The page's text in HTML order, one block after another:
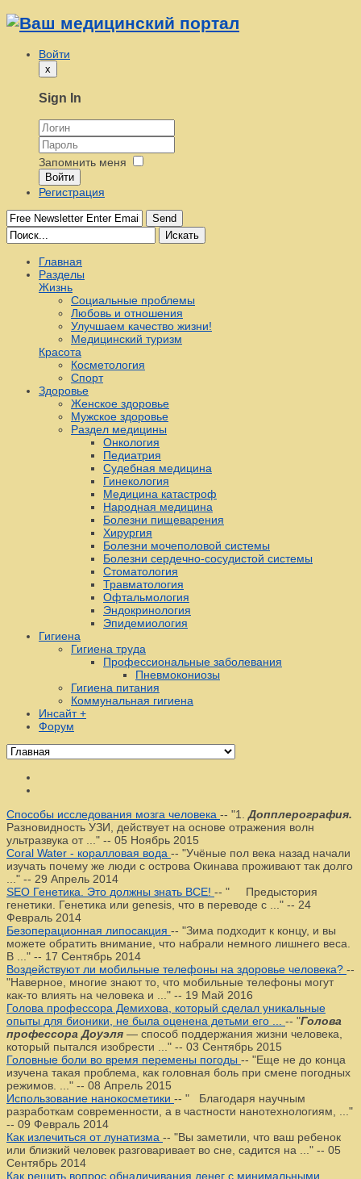
Войти
x
Sign In
Запомнить меня
Войти
Регистрация
Send
Искать
Главная
Разделы
Жизнь
Социальные проблемы
Любовь и отношения
Улучшаем качество жизни!
Медицинский туризм
Красота
Косметология
Спорт
Здоровье
Женское здоровье
Мужское здоровье
Раздел медицины
Онкология
Педиатрия
Судебная медицина
Гинекология
Медицина катастроф
Народная медицина
Болезни пищеварения
Хирургия
Болезни мочеполовой системы
Болезни сердечно-сосудистой системы
Стоматология
Травматология
Офтальмология
Эндокринология
Эпидемиология
Гигиена
Гигиена труда
Профессиональные заболевания
Пневмокониозы
Гигиена питания
Коммунальная гигиена
Инсайт +
Форум
Способы исследования мозга человека -- "1. Допплерография.
Разновидность УЗИ, действует на основе отражения волн
ультразвука от ..." -- 05 Ноябрь 2015
Coral Water - коралловая вода -- "Учёные пол века назад начали
изучать почему же люди с острова Окинава проживают так долго
..." -- 29 Апрель 2014
SEO Генетика. Это должны знать ВСЕ! -- " Предыстория
генетики. Генетика или genesis, что в переводе с ..." -- 24
Февраль 2014
Безоперационная липосакция -- "Зима подходит к концу, и вы
можете обратить внимание, что набрали немного лишнего веса.
В ..." -- 17 Сентябрь 2014
Воздействуют ли мобильные телефоны на здоровье человека? --
"Наверное, многие знают то, что мобильные телефоны могут
как-то влиять на человека и ..." -- 19 Май 2016
Голова профессора Демихова, который сделал уникальные
опыты для бионики, не была оценена детьми его ... -- "Голова
профессора Доуэля — способ поддержания жизни человека,
который пытался изобрести ..." -- 03 Сентябрь 2015
Головные боли во время перемены погоды -- "Еще не до конца
изучена такая проблема, как головная боль при смене погодных
режимов. ..." -- 08 Апрель 2015
Использование нанокосметики -- " Благодаря научным
разработкам современности, а в частности нанотехнологиям, ..."
-- 09 Февраль 2014
Как излечиться от лунатизма -- "Вы заметили, что ваш ребенок
или близкий человек разговаривает во сне, садится на ..." -- 05
Сентябрь 2014
Как решить вопрос обналичивания денег с минимальными